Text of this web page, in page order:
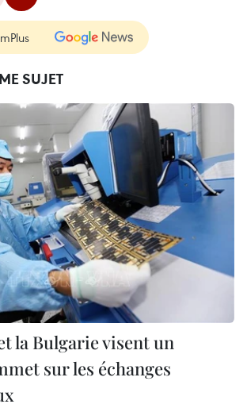
SUJET
la Bulgarie visent un
sur les échanges